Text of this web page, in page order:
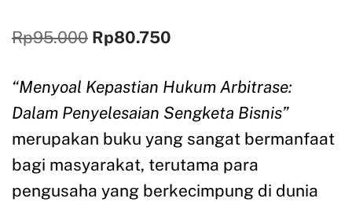
Rp95.000 Rp80.750
“Menyoal Kepastian Hukum Arbitrase:
Dalam Penyelesaian Sengketa Bisnis”
merupakan buku yang sangat bermanfaat
bagi masyarakat, terutama para
pengusaha yang berkecimpung di dunia